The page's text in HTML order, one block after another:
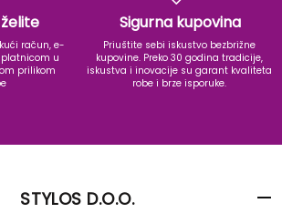
račun, e-
u
prilikom
Sigurna kupovina
Priuštite sebi iskustvo bezbrižne
kupovine. Preko 30 godina tradicije,
iskustva i inovacije su garant kvaliteta
robe i brze isporuke.
STYLOS D.O.O.